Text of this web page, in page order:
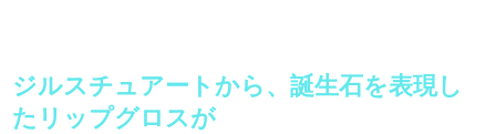
ジルスチュアートから、誕生石を表現し
たリップグロスが